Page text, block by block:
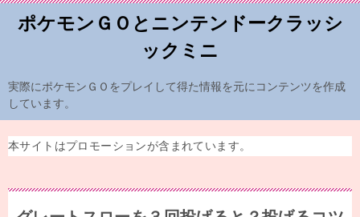
ポケモンＧＯとニンテンドークラッシ
ックミニ
実際にポケモンＧＯをプレイして得た情報を元にコンテンツを作成
しています。
本サイトはプロモーションが含まれています。